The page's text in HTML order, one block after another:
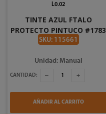
TINTE AZUL FTALO
PROTECTO PINTUCO #1783
1/4 = 32 ONZAS
SKU: 115661
L0.02
Unidad: Manual
CANTIDAD:
AÑADIR AL CARRITO